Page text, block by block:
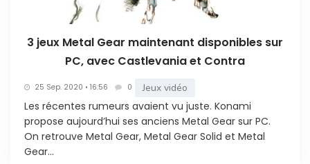
3 jeux Metal Gear maintenant disponibles sur
PC, avec Castlevania et Contra
25 Sep. 2020 • 16:56 0 Jeux vidéo
Les récentes rumeurs avaient vu juste. Konami
propose aujourd’hui ses anciens Metal Gear sur PC.
On retrouve Metal Gear, Metal Gear Solid et Metal
Gear...